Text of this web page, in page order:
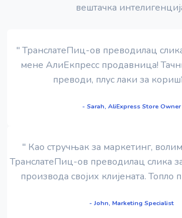
вештачка
" ТранслатеПиц-ов преводилац
мене АлиЕкпресс продавница!
преводи, плус лаки за
- Sarah, AliExpress Store Owner
" Као стручњак за маркетинг,
ТранслатеПиц-ов преводилац слика
производа својих клијената. Топло
- John, Marketing Specialist